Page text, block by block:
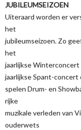
JUBILEUMSEIZOEN
Uiteraard worden er
het
jubileumseizoen. Zo
het
jaarlijkse Winterconcert
jaarlijkse Spant-
spelen Drum- en
rijke
muzikale verleden van
ouderwets